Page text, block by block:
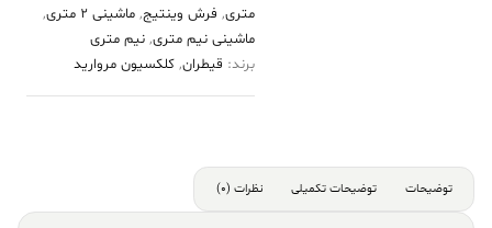
متری, فرش وینتیج, ماشینی 2 متری
,
ماشینی نیم متری, نیم متری
برند: قیطران, کلکسیون مروارید
توضیحات توضیحات تکمیلی نظرات (0)